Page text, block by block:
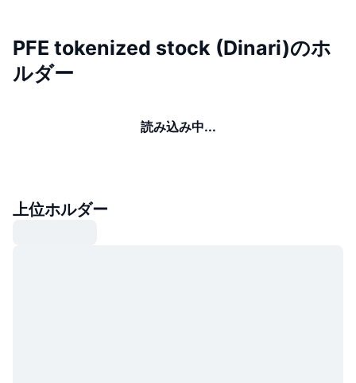
PFE tokenized stock (Dinari)のホ
ルダー
読み込み中...
上位ホルダー